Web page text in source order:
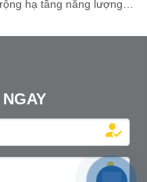
hạ tầng năng lượng
bền vững. Nền tảng